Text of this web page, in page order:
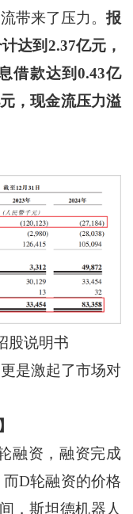
带来了压力。报
达到2.37亿元，
借款达到0.43亿
，现金流压力溢
股说明书
是激起了市场对
资，融资完成
D轮融资的价格
，斯坦德机器人